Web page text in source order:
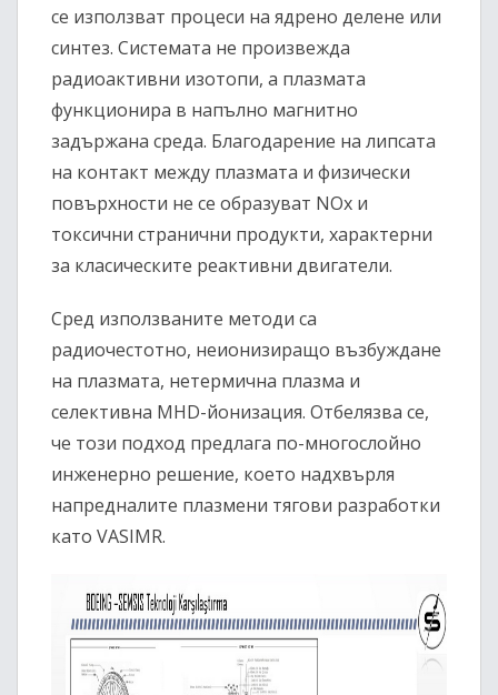
се използват процеси на ядрено делене или
синтез. Системата не произвежда
радиоактивни изотопи, а плазмата
функционира в напълно магнитно
задържана среда. Благодарение на липсата
на контакт между плазмата и физически
повърхности не се образуват NOx и
токсични странични продукти, характерни
за класическите реактивни двигатели.
Сред използваните методи са
радиочестотно, неионизиращо възбуждане
на плазмата, нетермична плазма и
селективна MHD-йонизация. Отбелязва се,
че този подход предлага по-многослойно
инженерно решение, което надхвърля
напредналите плазмени тягови разработки
като VASIMR.